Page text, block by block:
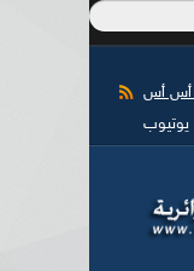
أس أس
يوتيوب